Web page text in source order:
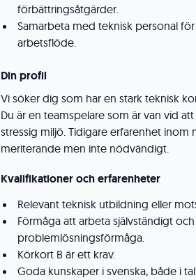
förbättringsåtgärder.
Samarbeta med teknisk personal
arbetsflöde.
Din profil
Vi söker dig som har en stark teknisk
Du är en teamspelare som är van vid
stressig miljö. Tidigare erfarenhet inom
meriterande men inte nödvändigt.
Kvalifikationer och erfarenheter
Relevant teknisk utbildning eller
Förmåga att arbeta självständigt
problemlösningsförmåga.
Körkort B är ett krav.
Goda kunskaper i svenska, både i